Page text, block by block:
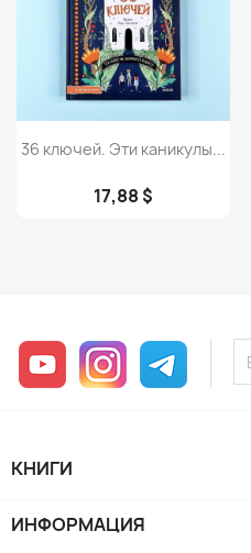
Просмотр
36 ключей. Эти каникулы...
17,88 $
YouTube Instagram
КНИГИ
ИНФОРМАЦИЯ